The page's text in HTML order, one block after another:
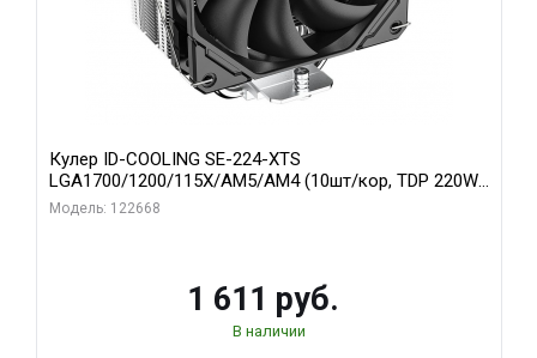
Кулер ID-COOLING SE-224-XTS
LGA1700/1200/115X/AM5/AM4 (10шт/кор, TDP 220W,
PWM, 4 тепл.трубки прямого контакта, FAN 120mm)
Модель: 122668
1 611 руб.
В наличии